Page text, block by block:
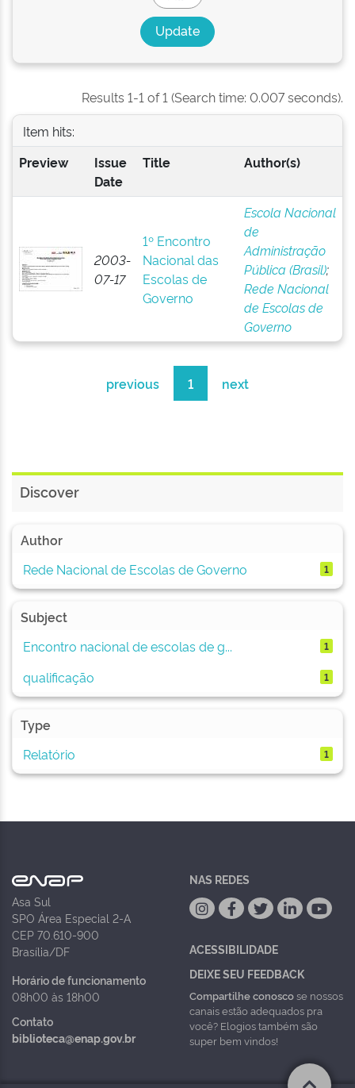
Results 1-1 of 1 (Search time: 0.007 seconds).
Item hits:
Preview
Issue
Date
Title Author(s)
2003-
07-17
1º Encontro
Nacional das
Escolas de
Governo
Escola Nacional
de
Administração
Pública (Brasil);
Rede Nacional
de Escolas de
Governo
previous 1 next
Discover
Author
Rede Nacional de Escolas de Governo
1
Subject
Encontro nacional de escolas de g...
1
qualificação 1
Type
Relatório
1
Asa Sul
SPO Área Especial 2-A
CEP 70.610-900
Brasília/DF
Horário de funcionamento
08h00 às 18h00
Contato
biblioteca@enap.gov.br
NAS REDES
ACESSIBILIDADE
DEIXE SEU FEEDBACK
Compartilhe conoscose nossos
canais estão adequados pra
você? Elogios também são
super bem vindos!